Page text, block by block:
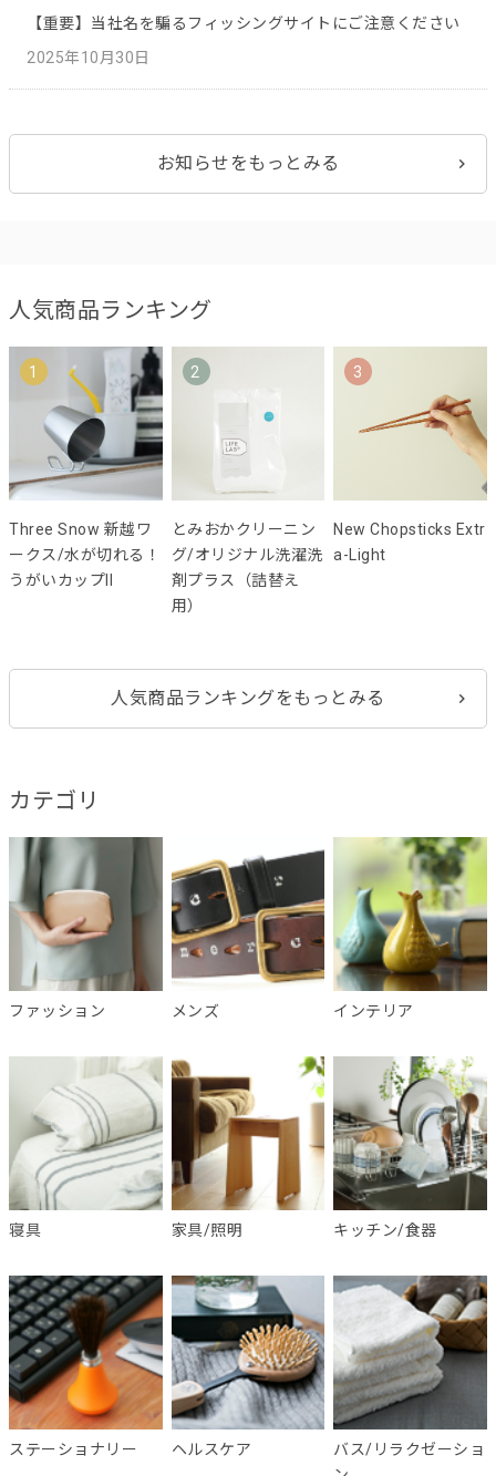
【重要】当社名を騙るフィッシングサイトにご注意ください
2025年10月30日
お知らせをもっとみる
人気商品ランキング
1
Three Snow 新越ワ
ークス/水が切れる！
うがいカップII
2
とみおかクリーニン
グ/オリジナル洗濯洗
剤プラス（詰替え
用）
3
New Chopsticks Extr
a-Light
人気商品ランキングをもっとみる
カテゴリ
ファッション メンズ インテリア
寝具 家具/照明 キッチン/食器
ステーショナリー ヘルスケア
バス/リラクゼーショ